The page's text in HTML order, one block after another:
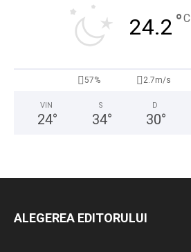
24.2 °C
57% 2.7m/s
VIN
24°
S
34°
D
30°
ALEGEREA EDITORULUI